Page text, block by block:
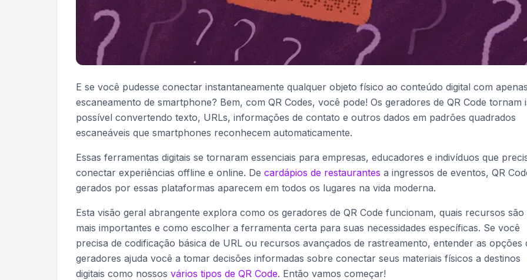
E se você pudesse conectar instantaneamente qualquer objeto físico ao conteúdo digital com
escaneamento de smartphone? Bem, com QR Codes, você pode! Os geradores de QR Code tornam
possível convertendo texto, URLs, informações de contato e outros dados em padrões quadrados
escaneáveis que smartphones reconhecem automaticamente.
Essas ferramentas digitais se tornaram essenciais para empresas, educadores e indivíduos que
conectar experiências offline e online. De cardápios de restaurantes a ingressos de eventos, QR
gerados por essas plataformas aparecem em todos os lugares na vida moderna.
Esta visão geral abrangente explora como os geradores de QR Code funcionam, quais recursos são
mais importantes e como escolher a ferramenta certa para suas necessidades específicas. Se você
precisa de codificação básica de URL ou recursos avançados de rastreamento, entender as opções
geradores ajuda você a tomar decisões informadas sobre conectar seus materiais físicos a destinos
digitais como nossos vários tipos de QR Code. Então vamos começar!